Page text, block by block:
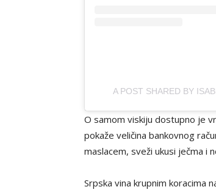
A POST SHARED BY
O samom viskiju dostupno je
pokaže veličina bankovnog
maslacem, sveži ukusi ječma i
Srpska vina krupnim koracima